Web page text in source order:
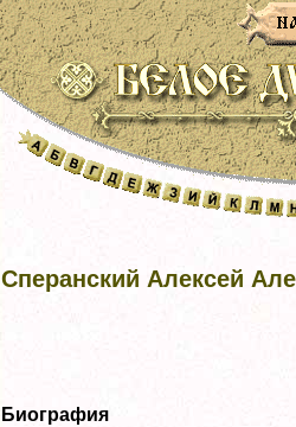
Сперанский Алексей
Биография